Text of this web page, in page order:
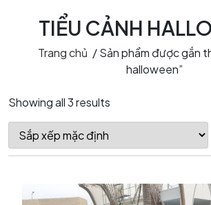
TIỂU CẢNH
Trang chủ / Sản phẩm được gắn
halloween”
Showing all 3 results